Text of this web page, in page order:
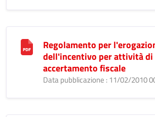
Regolamento per
dell'incentivo per attività di
accertamento fiscale
Data pubblicazione : 11/02/2010